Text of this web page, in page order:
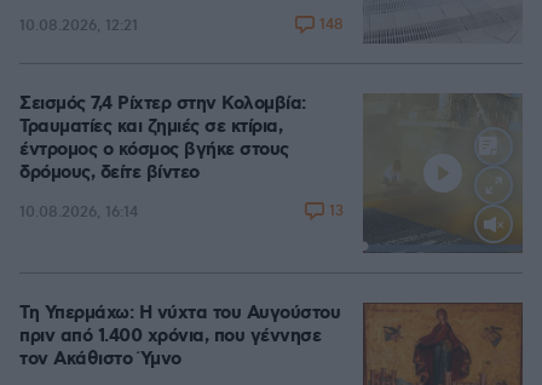
10.08.2026, 12:21 148
Σεισμός 7,4 Ρίχτερ στην Κολομβία:
Τραυματίες και ζημιές σε κτίρια,
έντρομος ο κόσμος βγήκε στους
δρόμους, δείτε βίντεο
10.08.2026, 16:14 13
Τη Υπερμάχω: Η νύχτα του Αυγούστου
πριν από 1.400 χρόνια, που γέννησε
τον Ακάθιστο Ύμνο